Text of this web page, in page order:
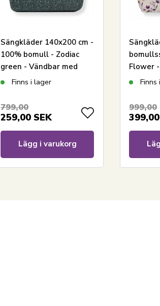
Sängkläder 140x200 cm -
100% bomull - Zodiac
green - Vändbar med
stjärnor
Finns i lager
799,00
259,00 SEK
Lägg i varukorg
Flower
999,00
399,00